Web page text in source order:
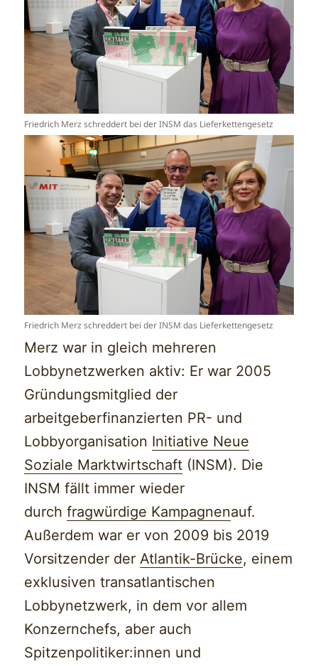
Friedrich Merz schreddert bei der INSM das Lieferkettengesetz
Friedrich Merz schreddert bei der INSM das Lieferkettengesetz
Merz war in gleich mehreren
Lobbynetzwerken aktiv: Er war 2005
Gründungsmitglied der
arbeitgeberfinanzierten PR- und
Lobbyorganisation Initiative Neue
Soziale Marktwirtschaft (INSM). Die
INSM fällt immer wieder
durchfragwürdige Kampagnenauf.
Außerdem war er von 2009 bis 2019
Vorsitzender der Atlantik-Brücke, einem
exklusiven transatlantischen
Lobbynetzwerk, in dem vor allem
Konzernchefs, aber auch
Spitzenpolitiker:innen und